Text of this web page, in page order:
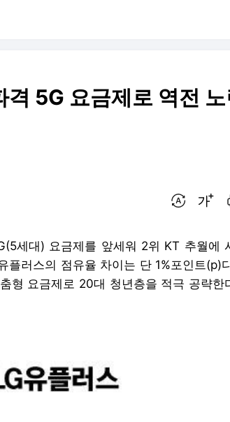
5G 요금제로 역전 노
세대) 요금제를 앞세워 2위 KT 추월에
플러스의 점유율 차이는 단 1%포인트(p)
형 요금제로 20대 청년층을 적극 공략한